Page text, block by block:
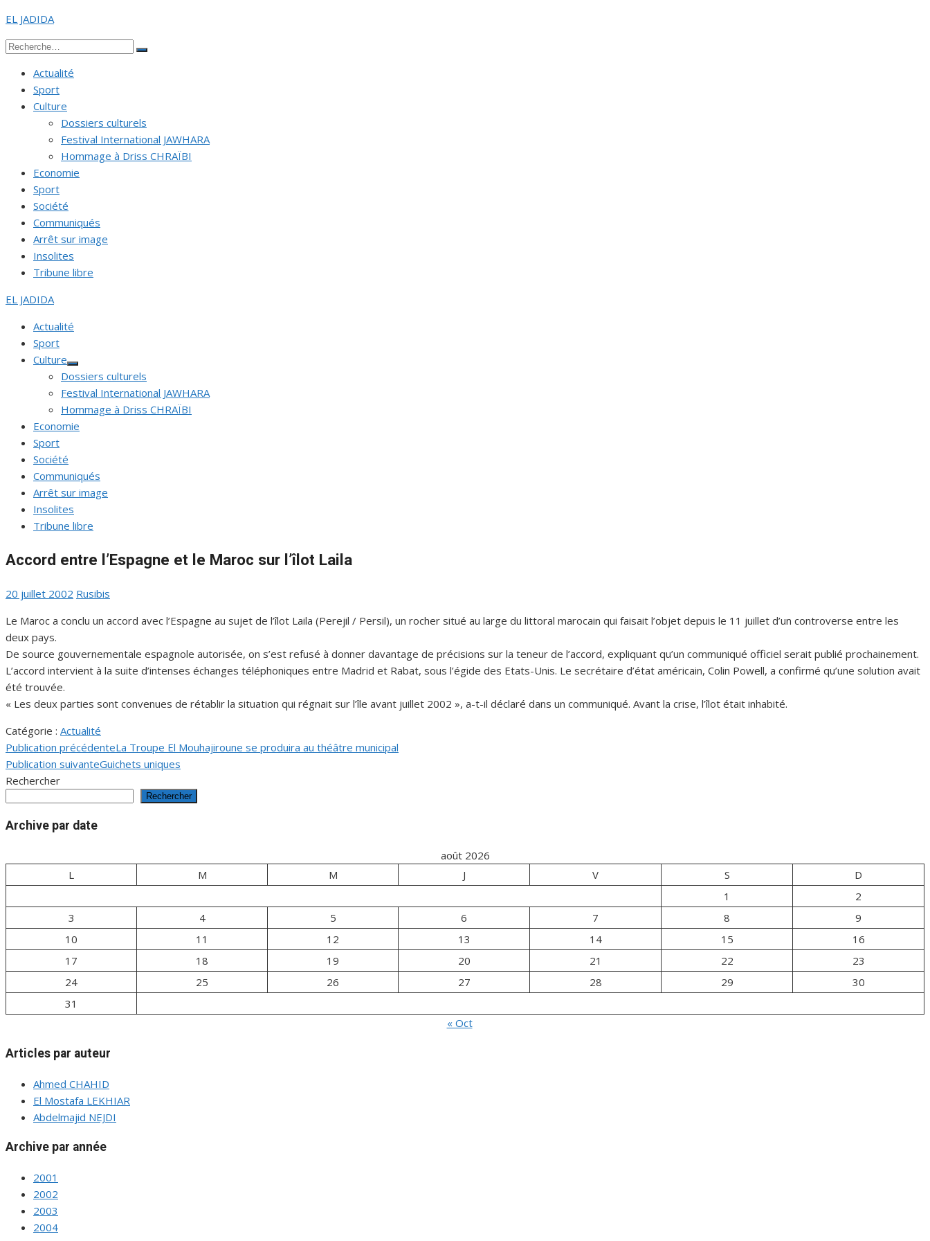
Aller
contenu
EL JADIDA
Recherche
Rechercher
Actualité
Sport
Culture
Dossiers culturels
Festival International JAWHARA
Hommage à Driss CHRAÏBI
Economie
Sport
Société
Communiqués
Arrêt sur image
Insolites
Tribune libre
EL JADIDA
Actualité
Sport
Culture
Afficher
le
sous-
menu
Dossiers culturels
Festival International JAWHARA
Hommage à Driss CHRAÏBI
Economie
Sport
Société
Communiqués
Arrêt sur image
Insolites
Tribune libre
Accord entre l’Espagne et le Maroc sur l’îlot Laila
Publié
20 juillet 2002 Auteur/autrice
Rusibis
Le Maroc a conclu un accord avec l’Espagne au sujet de l’îlot Laila (Perejil / Persil), un rocher situé au large du littoral marocain qui faisait l’objet depuis le 11 juillet d’un controverse entre les
deux pays.
De source gouvernementale espagnole autorisée, on s’est refusé à donner davantage de précisions sur la teneur de l’accord, expliquant qu’un communiqué officiel serait publié prochainement.
L’accord intervient à la suite d’intenses échanges téléphoniques entre Madrid et Rabat, sous l’égide des Etats-Unis. Le secrétaire d’état américain, Colin Powell, a confirmé qu’une solution avait
été trouvée.
« Les deux parties sont convenues de rétablir la situation qui régnait sur l’île avant juillet 2002 », a-t-il déclaré dans un communiqué. Avant la crise, l’îlot était inhabité.
Catégorie : Actualité
Navigation
de
l’article
Publication précédenteLa Troupe El Mouhajiroune se produira au théâtre municipal
Publication suivanteGuichets uniques
Rechercher
Rechercher
Archive par date
août 2026
L
M M J V S
D
1
2
3
4 5 6 7 8
9
10
11 12 13 14 15
16
17
18 19 20 21 22
23
24
25 26 27 28 29
30
31
« Oct
Articles par auteur
Ahmed CHAHID
El Mostafa LEKHIAR
Abdelmajid NEJDI
Archive par année
2001
2002
2003
2004